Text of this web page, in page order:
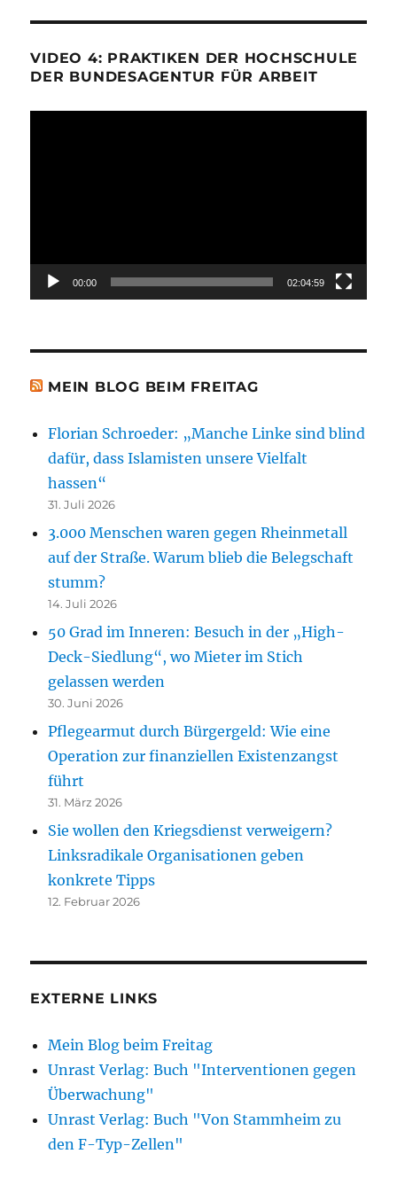
VIDEO 4: PRAKTIKEN DER HOCHSCHULE
DER BUNDESAGENTUR FÜR ARBEIT
00:00 02:04:59
MEIN BLOG BEIM FREITAG
Florian Schroeder: „Manche Linke sind blind
dafür, dass Islamisten unsere Vielfalt
hassen“
31. Juli 2026
3.000 Menschen waren gegen Rheinmetall
auf der Straße. Warum blieb die Belegschaft
stumm?
14. Juli 2026
50 Grad im Inneren: Besuch in der „High-
Deck-Siedlung“, wo Mieter im Stich
gelassen werden
30. Juni 2026
Pflegearmut durch Bürgergeld: Wie eine
Operation zur finanziellen Existenzangst
führt
31. März 2026
Sie wollen den Kriegsdienst verweigern?
Linksradikale Organisationen geben
konkrete Tipps
12. Februar 2026
EXTERNE LINKS
Mein Blog beim Freitag
Unrast Verlag: Buch "Interventionen gegen
Überwachung"
Unrast Verlag: Buch "Von Stammheim zu
den F-Typ-Zellen"